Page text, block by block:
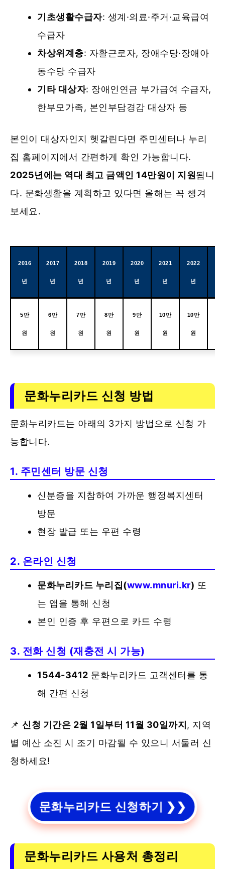
기초생활수급자: 생계·의료·주거·교육급여
수급자
차상위계층: 자활근로자, 장애수당·장애아
동수당 수급자
기타 대상자: 장애인연금 부가급여 수급자,
한부모가족, 본인부담경감 대상자 등
본인이 대상자인지 헷갈린다면 주민센터나 누리
집 홈페이지에서 간편하게 확인 가능합니다.
2025년에는 역대 최고 금액인 14만원이 지원 됩니
다. 문화생활을 계획하고 있다면 올해는 꼭 챙겨
보세요.
2016
년
2017
년
2018
년
2019
년
2020
년
2021
년
2022
년
5만
원
6만
원
7만
원
8만
원
9만
원
10만
원
10만
원
문화누리카드 신청 방법
문화누리카드는 아래의 3가지 방법으로 신청 가
능합니다.
1. 주민센터 방문 신청
신분증을 지참하여 가까운 행정복지센터
방문
현장 발급 또는 우편 수령
2. 온라인 신청
문화누리카드 누리집(www.mnuri.kr) 또
는 앱을 통해 신청
본인 인증 후 우편으로 카드 수령
3. 전화 신청 (재충전 시 가능)
1544-3412 문화누리카드 고객센터를 통
해 간편 신청
📌 신청 기간은 2월 1일부터 11월 30일까지 , 지역
별 예산 소진 시 조기 마감될 수 있으니 서둘러 신
청하세요!
문화누리카드 신청하기 ❯❯
문화누리카드 사용처 총정리